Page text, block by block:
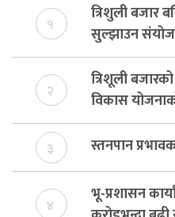
१
त्रिशुली बजार
सुल्झाउन
२
त्रिशूली
विकास
विकास दर्ता
३ स्तनपान
४
भू-प्रशासन